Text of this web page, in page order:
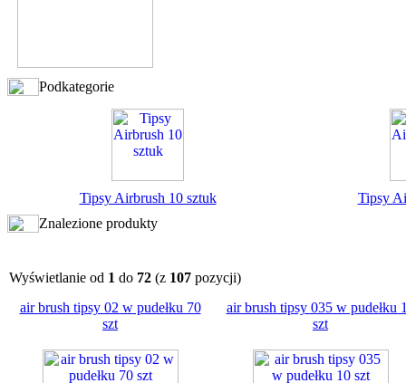
Podkategorie
Tipsy Airbrush 10 sztuk
Tipsy
Znalezione produkty
Wyświetlanie od 1 do 72 (z 107 pozycji)
air brush tipsy 02 w pudełku 70
szt
air brush tipsy 035 w pudełku
szt